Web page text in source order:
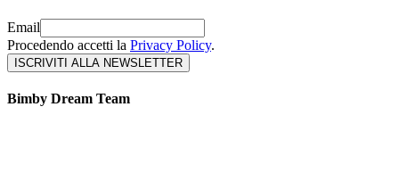
Email
Procedendo accetti la Privacy Policy.
Bimby Dream Team